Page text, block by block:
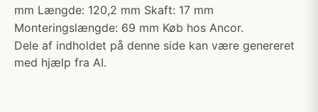
mm Længde: 120,2 mm Skaft: 17 mm
Monteringslængde: 69 mm Køb hos Ancor.
Dele af indholdet på denne side kan være genereret
med hjælp fra AI.